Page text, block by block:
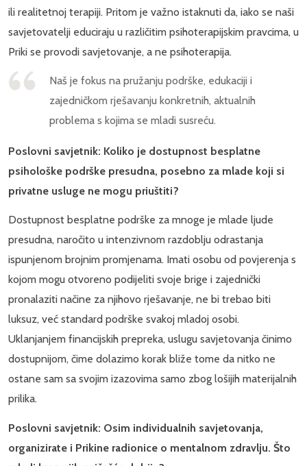
ili realitetnoj terapiji. Pritom je važno istaknuti da, iako se naši
savjetovatelji educiraju u različitim psihoterapijskim pravcima, u
Priki se provodi savjetovanje, a ne psihoterapija.
Naš je fokus na pružanju podrške, edukaciji i
zajedničkom rješavanju konkretnih, aktualnih
problema s kojima se mladi susreću.
Poslovni savjetnik: Koliko je dostupnost besplatne
psihološke podrške presudna, posebno za mlade koji si
privatne usluge ne mogu priuštiti?
Dostupnost besplatne podrške za mnoge je mlade ljude
presudna, naročito u intenzivnom razdoblju odrastanja
ispunjenom brojnim promjenama. Imati osobu od povjerenja s
kojom mogu otvoreno podijeliti svoje brige i zajednički
pronalaziti načine za njihovo rješavanje, ne bi trebao biti
luksuz, već standard podrške svakoj mladoj osobi.
Uklanjanjem financijskih prepreka, uslugu savjetovanja činimo
dostupnijom, čime dolazimo korak bliže tome da nitko ne
ostane sam sa svojim izazovima samo zbog lošijih materijalnih
prilika.
Poslovni savjetnik: Osim individualnih savjetovanja,
organizirate i Prikine radionice o mentalnom zdravlju. Što